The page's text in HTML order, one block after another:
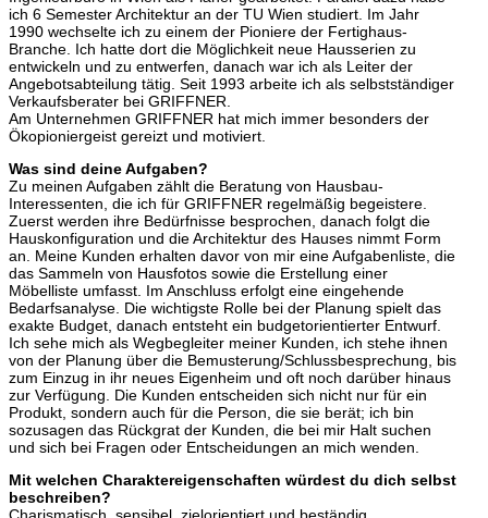
ich 6 Semester Architektur an der TU Wien studiert. Im Jahr
1990 wechselte ich zu einem der Pioniere der Fertighaus-
Branche. Ich hatte dort die Möglichkeit neue Hausserien zu
entwickeln und zu entwerfen, danach war ich als Leiter der
Angebotsabteilung tätig. Seit 1993 arbeite ich als selbstständiger
Verkaufsberater bei GRIFFNER.
Am Unternehmen GRIFFNER hat mich immer besonders der
Ökopioniergeist gereizt und motiviert.
Was sind deine Aufgaben?
Zu meinen Aufgaben zählt die Beratung von Hausbau-
Interessenten, die ich für GRIFFNER regelmäßig begeistere.
Zuerst werden ihre Bedürfnisse besprochen, danach folgt die
Hauskonfiguration und die Architektur des Hauses nimmt Form
an. Meine Kunden erhalten davor von mir eine Aufgabenliste, die
das Sammeln von Hausfotos sowie die Erstellung einer
Möbelliste umfasst. Im Anschluss erfolgt eine eingehende
Bedarfsanalyse. Die wichtigste Rolle bei der Planung spielt das
exakte Budget, danach entsteht ein budgetorientierter Entwurf.
Ich sehe mich als Wegbegleiter meiner Kunden, ich stehe ihnen
von der Planung über die Bemusterung/Schlussbesprechung, bis
zum Einzug in ihr neues Eigenheim und oft noch darüber hinaus
zur Verfügung. Die Kunden entscheiden sich nicht nur für ein
Produkt, sondern auch für die Person, die sie berät; ich bin
sozusagen das Rückgrat der Kunden, die bei mir Halt suchen
und sich bei Fragen oder Entscheidungen an mich wenden.
Mit welchen Charaktereigenschaften würdest du dich selbst
beschreiben?
Charismatisch, sensibel, zielorientiert und beständig.